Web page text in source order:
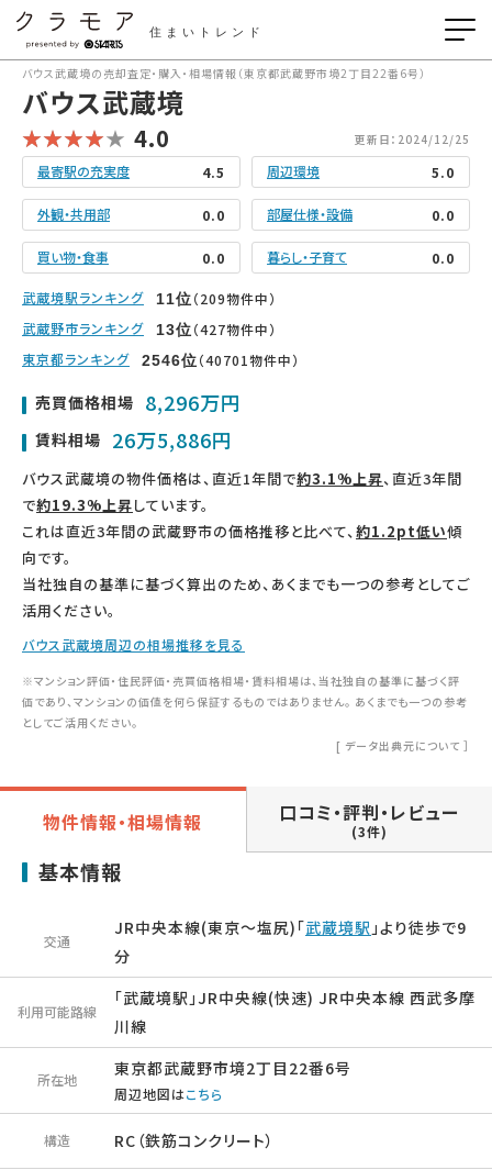
住まいトレンド
バウス武蔵境の売却査定・購入・相場情報（東京都武蔵野市境2丁目22番6号）
バウス武蔵境
4.0 更新日：2024/12/25
最寄駅の充実度 4.5 周辺環境 5.0
外観・共用部 0.0 部屋仕様・設備 0.0
買い物・食事 0.0 暮らし・子育て 0.0
武蔵境駅ランキング 11位（209物件中）
武蔵野市ランキング
13位（427物件中）
東京都ランキング
2546位（40701物件中）
売買価格相場 8,296万円
賃料相場 26万5,886円
バウス武蔵境の物件価格は、直近1年間で約3.1%上昇、直近3年間
で約19.3%上昇しています。
これは直近3年間の武蔵野市の価格推移と比べて、約1.2pt低い傾
向です。
当社独自の基準に基づく算出のため、あくまでも一つの参考としてご
活用ください。
バウス武蔵境周辺の相場推移を見る
※マンション評価・住民評価・売買価格相場・賃料相場は、当社独自の基準に基づく評
価であり、マンションの価値を何ら保証するものではありません。 あくまでも一つの参考
としてご活用ください。
[ データ出典元について ］
物件情報・相場情報 口コミ・評判・レビュー
(3件)
基本情報
交通
JR中央本線(東京～塩尻)「武蔵境駅」より徒歩で9
分
利用可能路線
「武蔵境駅」JR中央線(快速) JR中央本線 西武多摩
川線
所在地
東京都武蔵野市境2丁目22番6号
周辺地図はこちら
構造 RC（鉄筋コンクリート）